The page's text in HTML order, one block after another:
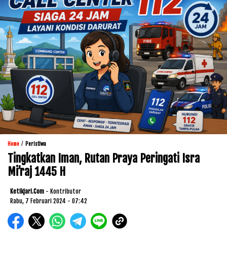
Home / Peristiwa
Tingkatkan Iman, Rutan Praya Peringati Isra
Mi’raj 1445 H
Ketikjari.com - Kontributor
Rabu, 7 Februari 2024 - 07:42